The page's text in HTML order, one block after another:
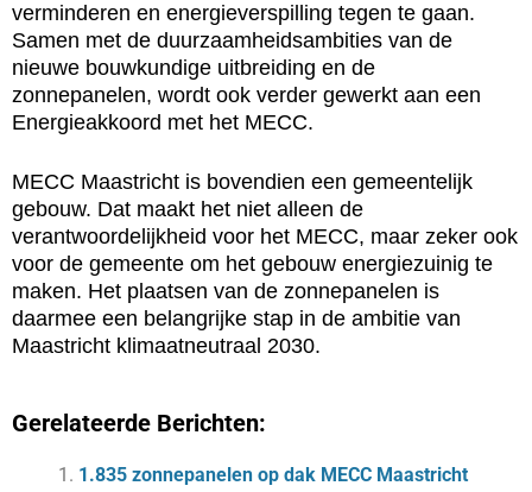
verminderen en energieverspilling tegen te gaan.
Samen met de duurzaamheidsambities van de
nieuwe bouwkundige uitbreiding en de
zonnepanelen, wordt ook verder gewerkt aan een
Energieakkoord met het MECC.
MECC Maastricht is bovendien een gemeentelijk
gebouw. Dat maakt het niet alleen de
verantwoordelijkheid voor het MECC, maar zeker ook
voor de gemeente om het gebouw energiezuinig te
maken. Het plaatsen van de zonnepanelen is
daarmee een belangrijke stap in de ambitie van
Maastricht klimaatneutraal 2030.
Gerelateerde Berichten:
1.835 zonnepanelen op dak MECC Maastricht